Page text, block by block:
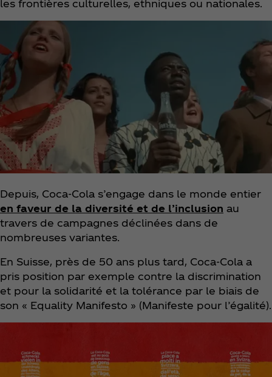
les frontières culturelles, ethniques ou nationales.
Depuis, Coca‑Cola s’engage dans le monde entier
en faveur de la diversité et de l’inclusion au
travers de campagnes déclinées dans de
nombreuses variantes.
En Suisse, près de 50 ans plus tard, Coca‑Cola a
pris position par exemple contre la discrimination
et pour la solidarité et la tolérance par le biais de
son « Equality Manifesto » (Manifeste pour l’égalité).